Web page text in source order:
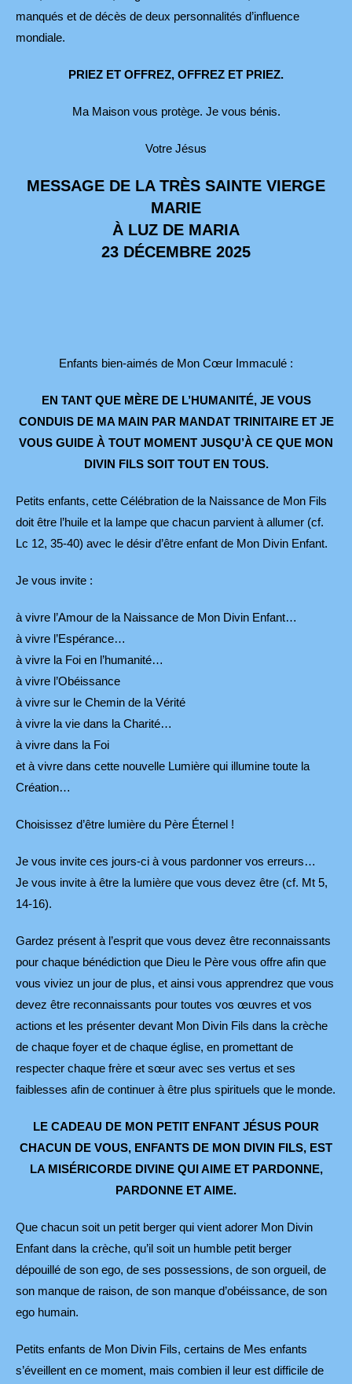
manqués et de décès de deux personnalités d’influence
mondiale.
PRIEZ ET OFFREZ, OFFREZ ET PRIEZ.
Ma Maison vous protège. Je vous bénis.
Votre Jésus
MESSAGE DE LA TRÈS SAINTE VIERGE
MARIE
À LUZ DE MARIA
23 DÉCEMBRE 2025
Enfants bien-aimés de Mon Cœur Immaculé :
EN TANT QUE MÈRE DE L’HUMANITÉ, JE VOUS
CONDUIS DE MA MAIN PAR MANDAT TRINITAIRE ET JE
VOUS GUIDE À TOUT MOMENT JUSQU’À CE QUE MON
DIVIN FILS SOIT TOUT EN TOUS.
Petits enfants, cette Célébration de la Naissance de Mon Fils
doit être l’huile et la lampe que chacun parvient à allumer (cf.
Lc 12, 35-40) avec le désir d’être enfant de Mon Divin Enfant.
Je vous invite :
à vivre l’Amour de la Naissance de Mon Divin Enfant…
à vivre l’Espérance…
à vivre la Foi en l’humanité…
à vivre l’Obéissance
à vivre sur le Chemin de la Vérité
à vivre la vie dans la Charité…
à vivre dans la Foi
et à vivre dans cette nouvelle Lumière qui illumine toute la
Création…
Choisissez d’être lumière du Père Éternel !
Je vous invite ces jours-ci à vous pardonner vos erreurs…
Je vous invite à être la lumière que vous devez être (cf. Mt 5,
14-16).
Gardez présent à l’esprit que vous devez être reconnaissants
pour chaque bénédiction que Dieu le Père vous offre afin que
vous viviez un jour de plus, et ainsi vous apprendrez que vous
devez être reconnaissants pour toutes vos œuvres et vos
actions et les présenter devant Mon Divin Fils dans la crèche
de chaque foyer et de chaque église, en promettant de
respecter chaque frère et sœur avec ses vertus et ses
faiblesses afin de continuer à être plus spirituels que le monde.
LE CADEAU DE MON PETIT ENFANT JÉSUS POUR
CHACUN DE VOUS, ENFANTS DE MON DIVIN FILS, EST
LA MISÉRICORDE DIVINE QUI AIME ET PARDONNE,
PARDONNE ET AIME.
Que chacun soit un petit berger qui vient adorer Mon Divin
Enfant dans la crèche, qu’il soit un humble petit berger
dépouillé de son ego, de ses possessions, de son orgueil, de
son manque de raison, de son manque d’obéissance, de son
ego humain.
Petits enfants de Mon Divin Fils, certains de Mes enfants
s’éveillent en ce moment, mais combien il leur est difficile de